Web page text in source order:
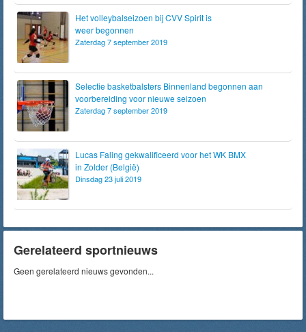
Het volleybalseizoen bij CVV Spirit is
weer begonnen
Zaterdag 7 september 2019
Selectie basketbalsters Binnenland begonnen aan
voorbereiding voor nieuwe seizoen
Zaterdag 7 september 2019
Lucas Faling gekwalificeerd voor het WK BMX
in Zolder (België)
Dinsdag 23 juli 2019
Gerelateerd sportnieuws
Geen gerelateerd nieuws gevonden...